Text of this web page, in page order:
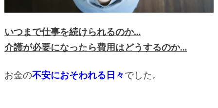
いつまで仕事を続けられるのか…
介護が必要になったら費用はどうするのか…
お金の不安におそわれる日々でした。